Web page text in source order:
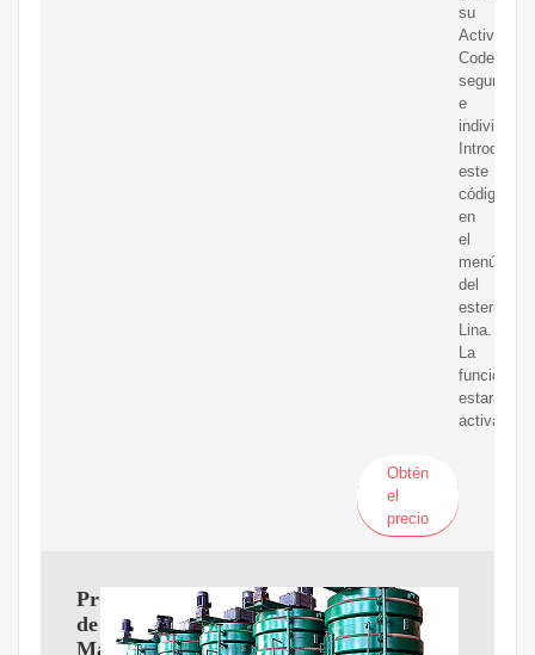
su
Activation
Code
seguro
e
individual.
Introduzca
este
código
en
el
menú
del
Lina.
La
función
estará
activada.
Obtén
el
precio
Productos
de
Máquina